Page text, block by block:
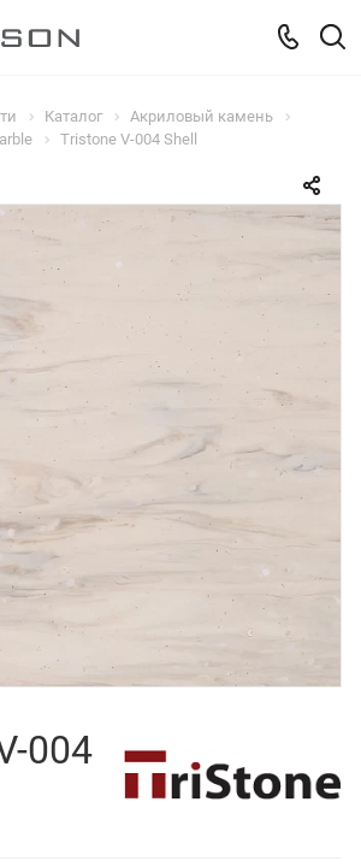
Каталог
Акриловый камень
Tristone V-004 Shell
004